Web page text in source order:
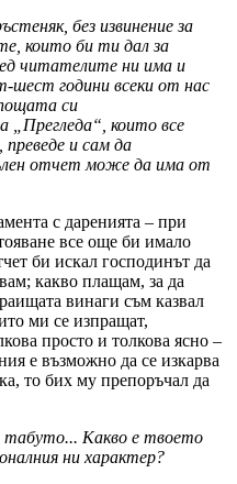
без извинение за
които би ти дал за
читателите ни има и
шест години всеки от нас
си
„Прегледа“, които все
преведе и сам да
отчет може да има от
с даренията – при
все още би имало
би искал господинът да
какво плащам, за да
винаги съм казвал
ми се изпращат,
просто и толкова ясно –
е възможно да се изкарва
то бих му препоръчал да
табуто... Какво е твоето
ни характер?